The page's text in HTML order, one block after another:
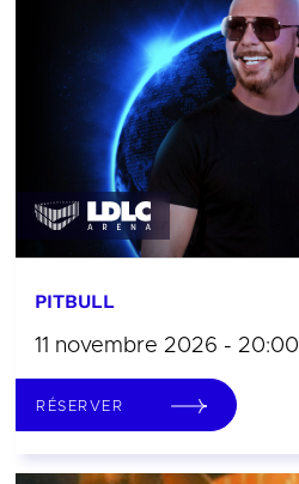
PITBULL
11 novembre 2026 - 20:00
RÉSERVER